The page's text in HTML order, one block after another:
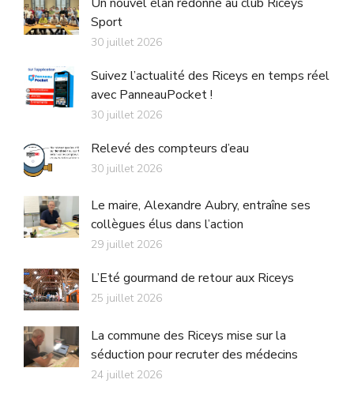
Sport
30 juillet 2026
Suivez l’actualité des Riceys en temps réel
avec PanneauPocket !
30 juillet 2026
Relevé des compteurs d’eau
30 juillet 2026
Le maire, Alexandre Aubry, entraîne ses
collègues élus dans l’action
29 juillet 2026
L’Eté gourmand de retour aux Riceys
25 juillet 2026
La commune des Riceys mise sur la
séduction pour recruter des médecins
24 juillet 2026